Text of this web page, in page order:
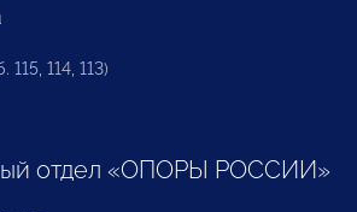
115, 114, 113)
отдел «ОПОРЫ РОССИИ»